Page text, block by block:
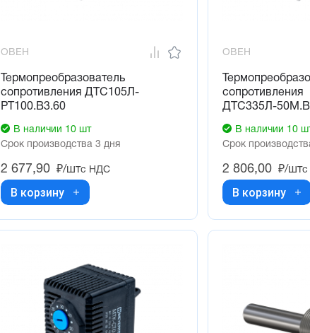
ОВЕН
Термопреобразователь
сопротивления ДТС105Л-
РТ100.В3.60
В наличии 10 шт
Срок производства 3 дня
2 677,90 ₽/штс НДС
В корзину
ОВЕН
сопротивления
ДТС335Л-
В наличии 10
Срок
2 806,00 ₽/шт
В корзину